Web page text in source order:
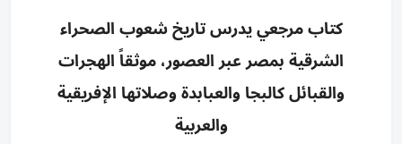
كتاب مرجعي يدرس تاريخ شعوب الصحراء
الشرقية بمصر عبر العصور، موثقاً الهجرات
والقبائل كالبجا والعبابدة وصلاتها الإفريقية
والعربية